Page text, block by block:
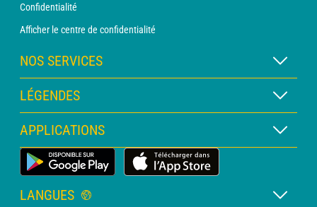
Confidentialité
Afficher le centre de confidentialité
NOS SERVICES
Abonnement METEO Xpert
Abonnement METEO PRO
Consultation avec un prévisionniste
Bulletin PRO
LÉGENDES
Légende des cartes
Légende des pictogrammes
Glossaire
APPLICATIONS
Application Météo Terrestre
LANGUES